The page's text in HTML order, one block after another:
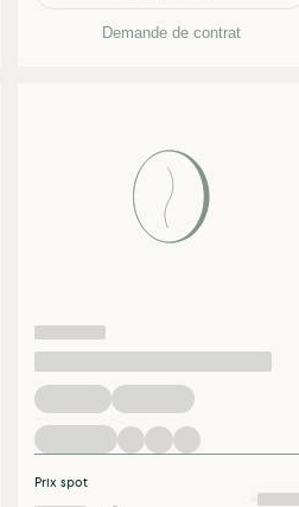
Demande de contrat
Prix spot